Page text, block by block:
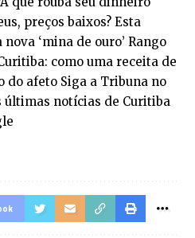
preços baixos? Esta
‘mina de ouro’ Rango
como uma receita de
afeto Siga a Tribuna no
últimas notícias de Curitiba